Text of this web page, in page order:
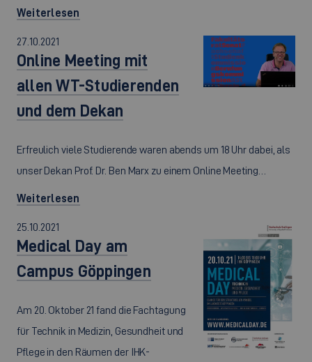
Weiterlesen
27.10.2021
Online Meeting mit
allen WT-Studierenden
und dem Dekan
Erfreulich viele Studierende waren abends um 18 Uhr dabei, als
unser Dekan Prof. Dr. Ben Marx zu einem Online Meeting…
Weiterlesen
25.10.2021
Medical Day am
Campus Göppingen
Am 20. Oktober 21 fand die Fachtagung
für Technik in Medizin, Gesundheit und
Pflege in den Räumen der IHK-